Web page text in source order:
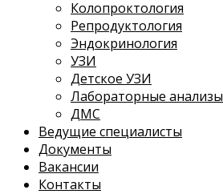
Колопроктология
Репродуктология
Эндокринология
УЗИ
Детское УЗИ
Лабораторные анализы
ДМС
Ведущие специалисты
Документы
Вакансии
Контакты